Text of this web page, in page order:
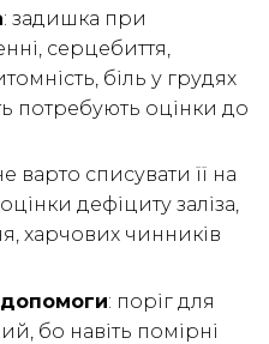
: задишка при
серцебиття,
біль у грудях
потребують оцінки до
варто списувати її на
дефіциту заліза,
харчових чинників
: поріг для
бо навіть помірні